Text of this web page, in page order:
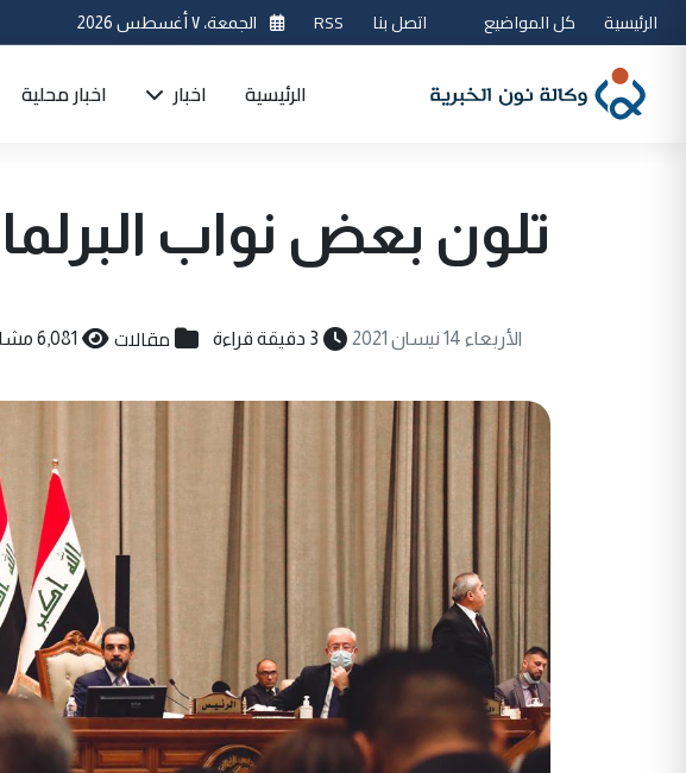
الرئيسية كل المواضيع اتصل بنا RSS الجمعة، ٧ أغسطس 2026
الرئيسية اخبار اخبار محلية
تلون بعض نواب
الأربعاء 14 نيسان 2021 3 دقيقة قراءة مقالات 6,081 مشاهدة